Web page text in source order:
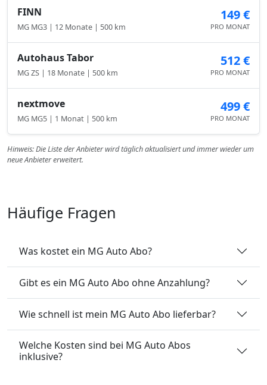
FINN
MG MG3 | 12 Monate | 500 km
149 €
PRO MONAT
Autohaus Tabor
MG ZS | 18 Monate | 500 km
512 €
PRO MONAT
nextmove
MG MG5 | 1 Monat | 500 km
499 €
PRO MONAT
Hinweis: Die Liste der Anbieter wird täglich aktualisiert und immer wieder um
neue Anbieter erweitert.
Häufige Fragen
Was kostet ein MG Auto Abo?
Gibt es ein MG Auto Abo ohne Anzahlung?
Wie schnell ist mein MG Auto Abo lieferbar?
Welche Kosten sind bei MG Auto Abos
inklusive?